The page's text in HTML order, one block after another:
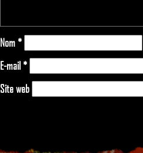
Nom*
E-mail*
Site web